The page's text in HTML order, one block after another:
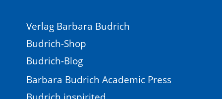
Verlag Barbara Budrich
Budrich-Shop
Budrich-Blog
Barbara Budrich Academic Press